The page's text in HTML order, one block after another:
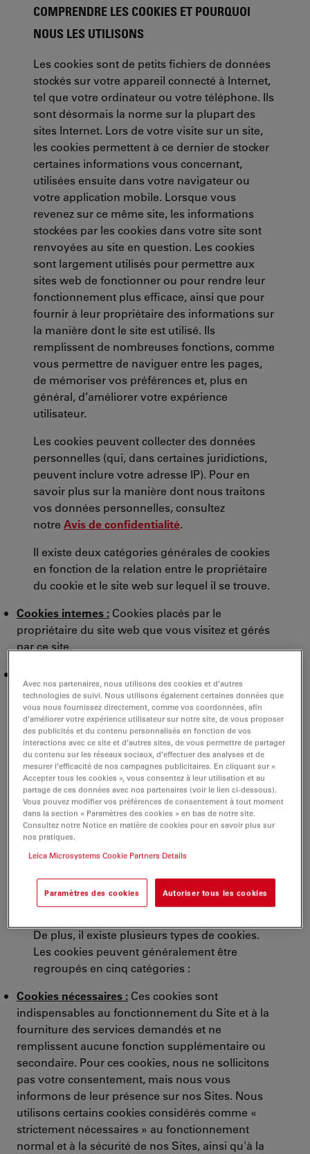
COMPRENDRE LES COOKIES ET POURQUOI
NOUS LES UTILISONS
Les cookies sont de petits fichiers de données
stockés sur votre appareil connecté à Internet,
tel que votre ordinateur ou votre téléphone. Ils
sont désormais la norme sur la plupart des
sites Internet. Lors de votre visite sur un site,
les cookies permettent à ce dernier de stocker
certaines informations vous concernant,
utilisées ensuite dans votre navigateur ou
votre application mobile. Lorsque vous
revenez sur ce même site, les informations
stockées par les cookies dans votre site sont
renvoyées au site en question. Les cookies
sont largement utilisés pour permettre aux
sites web de fonctionner ou pour rendre leur
fonctionnement plus efficace, ainsi que pour
fournir à leur propriétaire des informations sur
la manière dont le site est utilisé. Ils
remplissent de nombreuses fonctions, comme
vous permettre de naviguer entre les pages,
de mémoriser vos préférences et, plus en
général, d’améliorer votre expérience
utilisateur.
Les cookies peuvent collecter des données
personnelles (qui, dans certaines juridictions,
peuvent inclure votre adresse IP). Pour en
savoir plus sur la manière dont nous traitons
vos données personnelles, consultez
notre Avis de confidentialité.
Il existe deux catégories générales de cookies
en fonction de la relation entre le propriétaire
du cookie et le site web sur lequel il se trouve.
Cookies internes : Cookies placés par le
propriétaire du site web que vous visitez et gérés
par ce site.
autre que le propriétaire du site, généralement à
sa demande. C’est par exemple le cas lorsque la
partie du site que vous visitez utilise un outil
d'analyse ou de marketing automatisé tiers, ou
qu'il intègre du contenu provenant d'un autre site
(comme YouTube ou Facebook). Nous vous
invitons à consulter les politiques de
confidentialité et en matière de cookies de ces
services pour savoir comment ces tiers utilisent
les cookies et si vos données stockées dans les
cookies seront transférées vers un pays tiers.
cookies sur le Site en cliquantParamètres des
cookies.
De plus, il existe plusieurs types de cookies.
Les cookies peuvent généralement être
regroupés en cinq catégories :
Cookies nécessaires : Ces cookies sont
indispensables au fonctionnement du Site et à la
fourniture des services demandés et ne
remplissent aucune fonction supplémentaire ou
secondaire. Pour ces cookies, nous ne sollicitons
pas votre consentement, mais nous vous
informons de leur présence sur nos Sites. Nous
utilisons certains cookies considérés comme «
strictement nécessaires » au fonctionnement
normal et à la sécurité de nos Sites, ainsi qu'à la
Avec nos partenaires, nous utilisons des cookies et d’autres
technologies de suivi. Nous utilisons également certaines données que
vous nous fournissez directement, comme vos coordonnées, afin
d’améliorer votre expérience utilisateur sur notre site, de vous proposer
des publicités et du contenu personnalisés en fonction de vos
interactions avec ce site et d’autres sites, de vous permettre de partager
du contenu sur les réseaux sociaux, d’effectuer des analyses et de
mesurer l’efficacité de nos campagnes publicitaires. En cliquant sur «
Accepter tous les cookies », vous consentez à leur utilisation et au
partage de ces données avec nos partenaires (voir le lien ci-dessous).
Vous pouvez modifier vos préférences de consentement à tout moment
dans la section « Paramètres des cookies » en bas de notre site.
Consultez notre Notice en matière de cookies pour en savoir plus sur
nos pratiques.
Leica Microsystems Cookie Partners Details
Paramètres des cookies Autoriser tous les cookies